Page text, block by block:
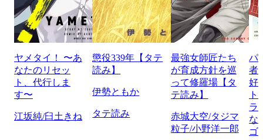
ヤメタイ！ 〜あ
なたのリセッ
ト、代行しま
す〜
江坂純/臼土きね
懲役339年【タテ
読み】
伊勢ともか
タテ読み
最強女師匠たち
が育成方針を巡
って修羅場【タ
テ読み】
赤城大空/タジマ
粒子/小野洋一郎
パ
者
好
ト
ラ
な
ゴ